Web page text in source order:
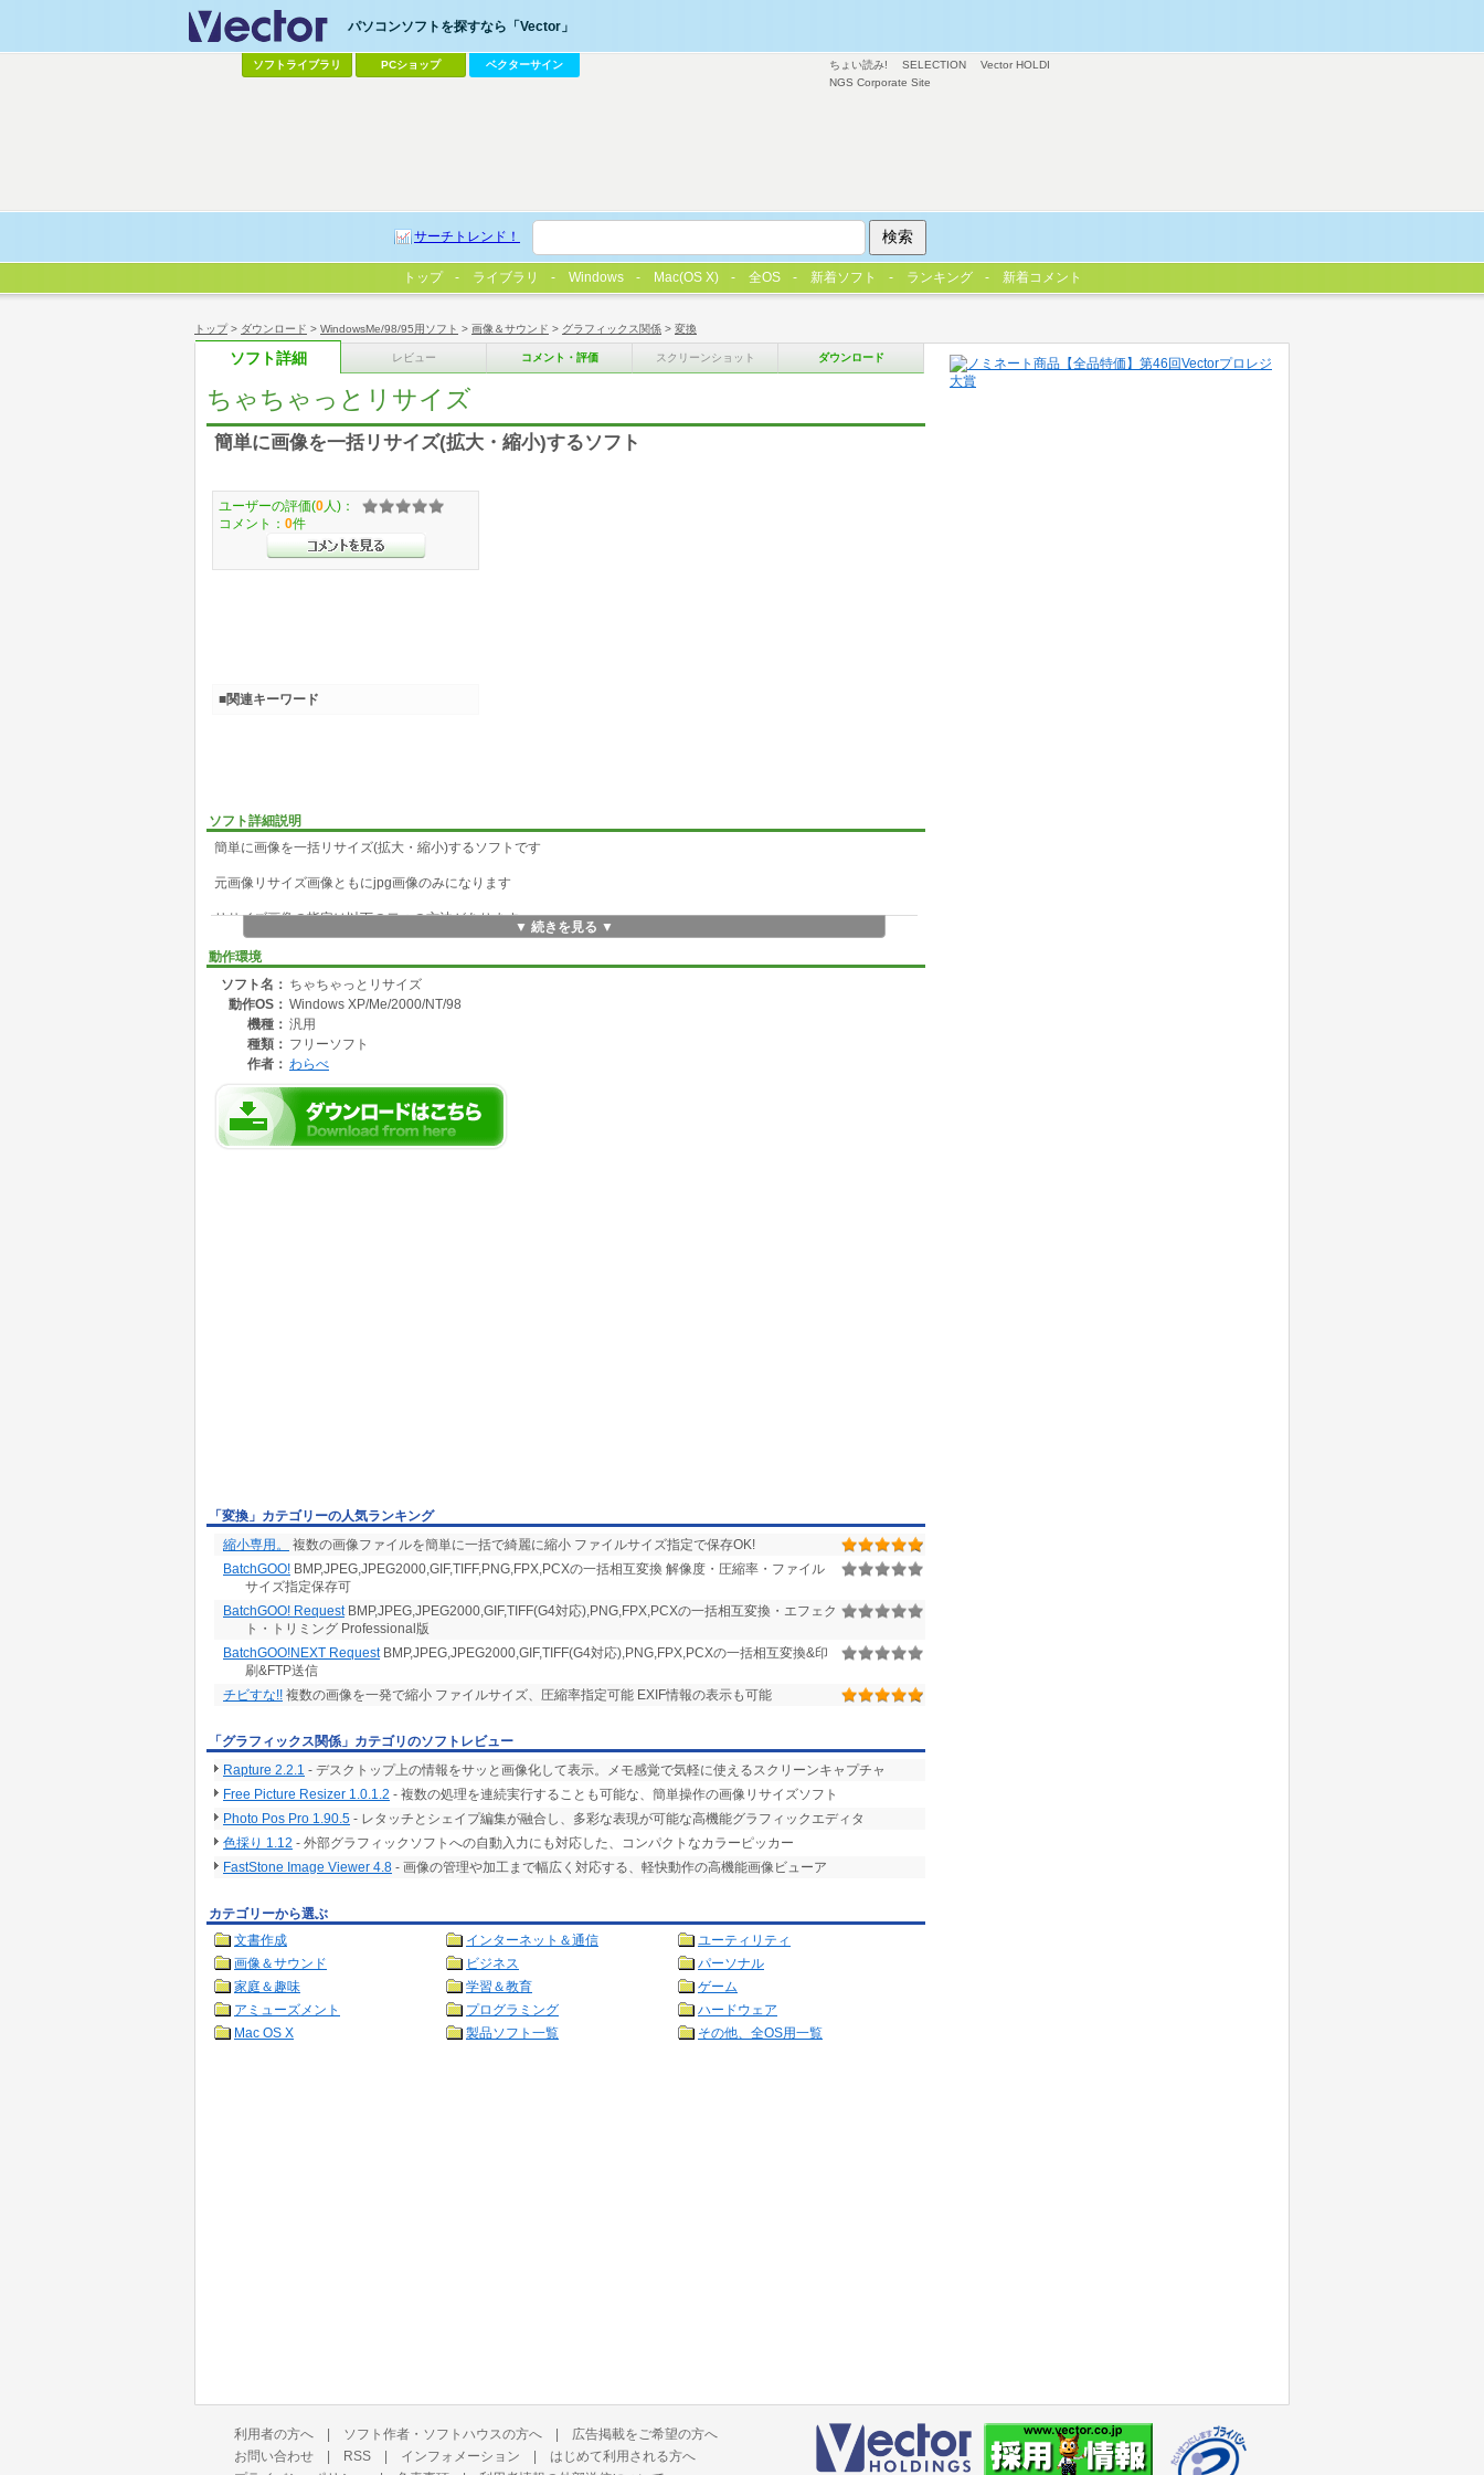
トップ> ダウンロード > WindowsMe/98/95用ソフト > 画像＆サウンド > グラフィックス関係 > 変換
ソフト詳細 レビュー コメント・評価 スクリーンショット ダウンロード
ちゃちゃっとリサイズ
簡単に画像を一括リサイズ(拡大・縮小)するソフト
ソフト詳細説明
簡単に画像を一括リサイズ(拡大・縮小)するソフトです
元画像リサイズ画像ともにjpg画像のみになります
リサイズ画像の指定は以下の二つの方法があります
1 元画像をmotoフォルダに置きGOボタンをクリックする
2 元画像をウィンドウにD&Dする
▼ 続きを見る ▼
動作環境
ソフト名： ちゃちゃっとリサイズ
動作OS： Windows XP/Me/2000/NT/98
機種： 汎用
種類： フリーソフト
作者： わらべ
ユーザーの評価(0 人)：
コメント： 0件
■関連キーワード
「変換」カテゴリーの人気ランキング
縮小専用。
複数の画像ファイルを簡単に一括で綺麗に縮小 ファイルサイズ指定で保存OK!
BatchGOO! BMP,JPEG,JPEG2000,GIF,TIFF,PNG,FPX,PCXの一括相互変換 解像度・圧縮率・ファイル
サイズ指定保存可
BatchGOO! RequestBMP,JPEG,JPEG2000,GIF,TIFF(G4対応),PNG,FPX,PCXの一括相互変換・エフェク
ト・トリミング Professional版
BatchGOO!NEXT RequestBMP,JPEG,JPEG2000,GIF,TIFF(G4対応),PNG,FPX,PCXの一括相互変換&印
刷&FTP送信
チビすな!! 複数の画像を一発で縮小 ファイルサイズ、圧縮率指定可能 EXIF情報の表示も可能
「グラフィックス関係」カテゴリのソフトレビュー
Rapture 2.2.1 - デスクトップ上の情報をサッと画像化して表示。メモ感覚で気軽に使えるスクリーンキャプチャ
Free Picture Resizer 1.0.1.2 - 複数の処理を連続実行することも可能な、簡単操作の画像リサイズソフト
Photo Pos Pro 1.90.5 - レタッチとシェイプ編集が融合し、多彩な表現が可能な高機能グラフィックエディタ
色採り 1.12 - 外部グラフィックソフトへの自動入力にも対応した、コンパクトなカラーピッカー
FastStone Image Viewer 4.8 - 画像の管理や加工まで幅広く対応する、軽快動作の高機能画像ビューア
カテゴリーから選ぶ
文書作成
インターネット＆通信
ユーティリティ
画像＆サウンド
ビジネス
パーソナル
家庭＆趣味
学習＆教育
ゲーム
アミューズメント
プログラミング
ハードウェア
Mac OS X
製品ソフト一覧 その他、全OS用一覧
ちょい読み! SELECTION
Vector HOLDI
NGS Corporate Site
パソコンソフトを探すなら「Vector」
ソフトライブラリ PCショップ ベクターサイン
サーチトレンド！
トップ ライブラリ Windows Mac(OS X) 全OS 新着ソフト ランキング 新着コメント
利用者の方へ | ソフト作者・ソフトハウスの方へ | 広告掲載をご希望の方へ
お問い合わせ | RSS | インフォメーション | はじめて利用される方へ